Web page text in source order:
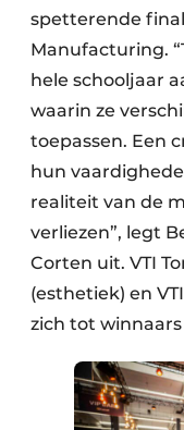
spetterende
Manufacturing.
hele schooljaar
waarin ze
toepassen. Een
hun
realiteit van de
verliezen”, legt
Corten uit. VTI
(esthetiek) en
zich tot